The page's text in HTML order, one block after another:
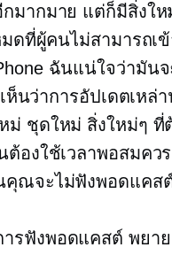
มากมาย แต่ก็มีสิ่งใ
ดที่ผู้คนไม่สามารถเ
ฉันแน่ใจว่ามัน
นว่าการอัปเดตเหล่
ชุดใหม่ สิ่งใหม่ๆ ที่
องใช้เวลาพอสมควร
คุณจะไม่ฟังพอดแคส
รฟังพอดแคสต์ พยา